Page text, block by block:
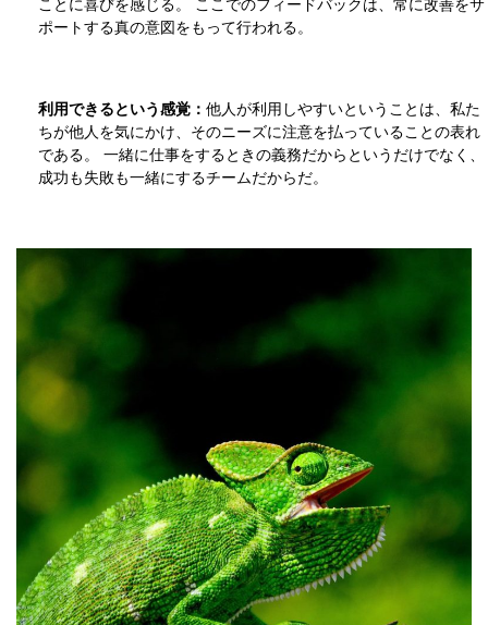
ことに喜びを感じる。 ここでのフィードバックは、常に改善をサ
ポートする真の意図をもって行われる。
利用できるという感覚： 他人が利用しやすいということは、私た
ちが他人を気にかけ、そのニーズに注意を払っていることの表れ
である。 一緒に仕事をするときの義務だからというだけでなく、
成功も失敗も一緒にするチームだからだ。